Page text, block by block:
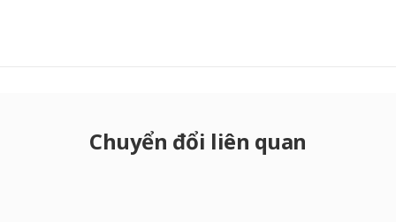
Chuyển đổi liên quan